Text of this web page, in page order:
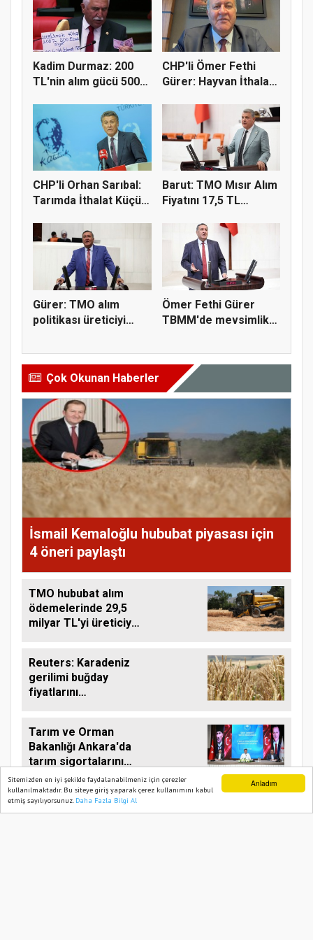
Anladım
Sitemizden en iyi şekilde faydalanabilmeniz için çerezler
kullanılmaktadır. Bu siteye giriş yaparak çerez kullanımını kabul
etmiş sayılıyorsunuz. Daha Fazla Bilgi Al
Kadim Durmaz: 200
TL'nin alım gücü 500
CHP'li Ömer Fethi
Gürer: Hayvan İthalatı
CHP'li Orhan Sarıbal:
Tarımda İthalat Küçük
Barut: TMO Mısır Alım
Fiyatını 17,5 TL
Gürer: TMO alım
politikası üreticiyi
Ömer Fethi Gürer
TBMM'de mevsimlik
Çok Okunan Haberler
İsmail Kemaloğlu hububat piyasası için
4 öneri paylaştı
TMO hububat alım
ödemelerinde 29,5
milyar TL'yi üreticiye
Reuters: Karadeniz
gerilimi buğday
fiyatlarını
Tarım ve Orman
Bakanlığı Ankara'da
tarım sigortalarını
görüştü
Antalya Büyükşehir,
Gündoğmuş ve
Ana Sayfa Web TV